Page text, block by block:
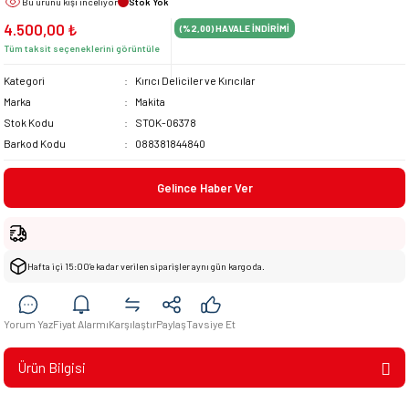
4.500,00 ₺
Tüm taksit seçeneklerini görüntüle
(%2,00)HAVALE İNDİRİMİ
Kategori
Kırıcı Deliciler ve Kırıcılar
Marka
Makita
Stok Kodu
STOK-06378
Barkod Kodu
088381844840
Gelince Haber Ver
Hafta içi 15:00’e kadar verilen siparişler aynı gün kargoda.
Yorum YazFiyat AlarmıKarşılaştırPaylaşTavsiye Et
Ürün Bilgisi